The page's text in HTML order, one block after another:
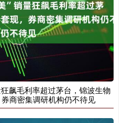
飙毛利率超过茅台，锦波生物
商密集调研机构仍不待见